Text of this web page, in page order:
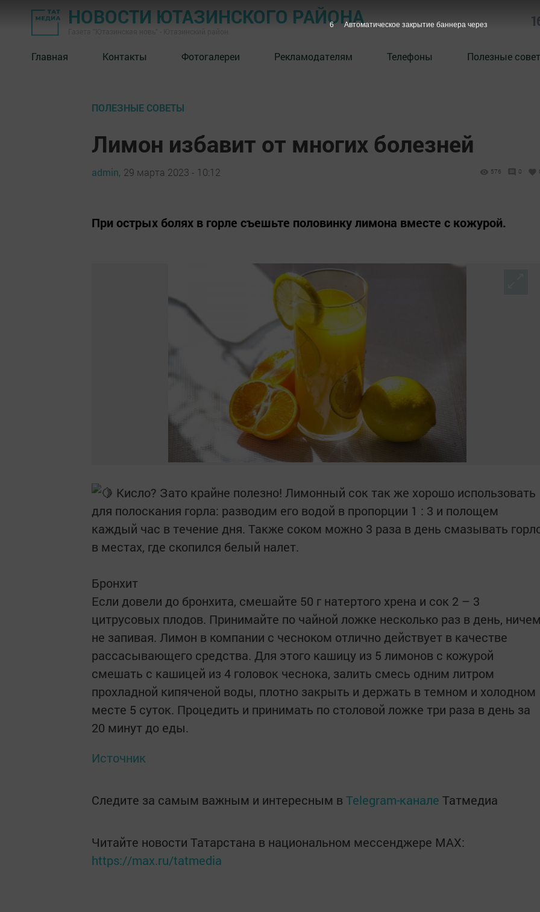
НОВОСТИ ЮТАЗИНСКОГО РАЙОНА
Главная Контакты Фотогалереи Рекламодателям Телефоны Полезные
ПОЛЕЗНЫЕ СОВЕТЫ
Лимон избавит от многих болезней
admin, 29 марта 2023 - 10:12 576 0
При острых болях в горле съешьте половинку лимона вместе с кожурой.
Кисло? Зато крайне полезно! Лимонный сок так же хорошо использовать
для полоскания горла: разводим его водой в пропорции 1 : 3 и полощем
каждый час в течение дня. Также соком можно 3 раза в день смазывать
в местах, где скопился белый налет.
Бронхит
Если довели до бронхита, смешайте 50 г натертого хрена и сок 2 – 3
цитрусовых плодов. Принимайте по чайной ложке несколько раз в день,
не запивая. Лимон в компании с чесноком отлично действует в качестве
рассасывающего средства. Для этого кашицу из 5 лимонов с кожурой
смешать с кашицей из 4 головок чеснока, залить смесь одним литром
прохладной кипяченой воды, плотно закрыть и держать в темном и холодном
месте 5 суток. Процедить и принимать по столовой ложке три раза в день за
20 минут до еды.
Источник
Следите за самым важным и интересным в Telegram-канале Татмедиа
Читайте новости Татарстана в национальном мессенджере MАХ:
https://max.ru/tatmedia
5 Автоматическое закрытие баннера через